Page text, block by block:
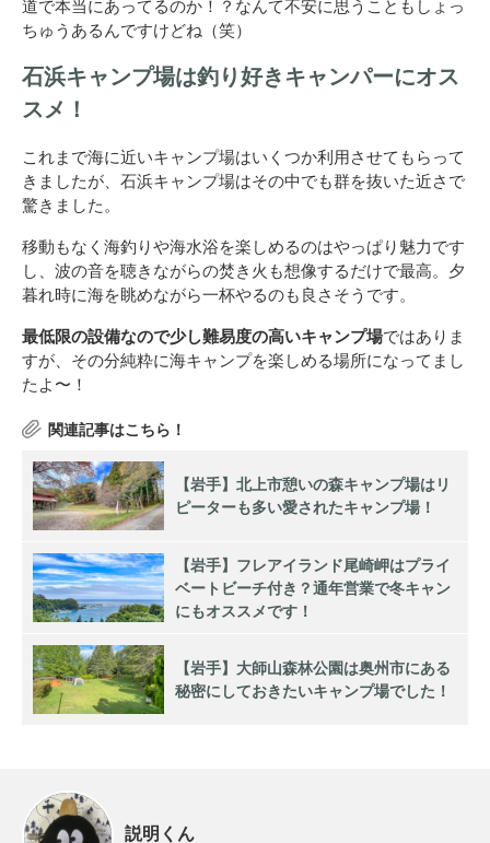
道で本当にあってるのか！？なんて不安に思うこともしょっ
ちゅうあるんですけどね（笑）
石浜キャンプ場は釣り好きキャンパーにオス
スメ！
これまで海に近いキャンプ場はいくつか利用させてもらって
きましたが、石浜キャンプ場はその中でも群を抜いた近さで
驚きました。
移動もなく海釣りや海水浴を楽しめるのはやっぱり魅力です
し、波の音を聴きながらの焚き火も想像するだけで最高。夕
暮れ時に海を眺めながら一杯やるのも良さそうです。
最低限の設備なので少し難易度の高いキャンプ場ではありま
すが、その分純粋に海キャンプを楽しめる場所になってまし
たよ〜！
【岩手】北上市憩いの森キャンプ場はリ
ピーターも多い愛されたキャンプ場！
【岩手】フレアイランド尾崎岬はプライ
ベートビーチ付き？通年営業で冬キャン
にもオススメです！
【岩手】大師山森林公園は奥州市にある
秘密にしておきたいキャンプ場でした！
説明くん